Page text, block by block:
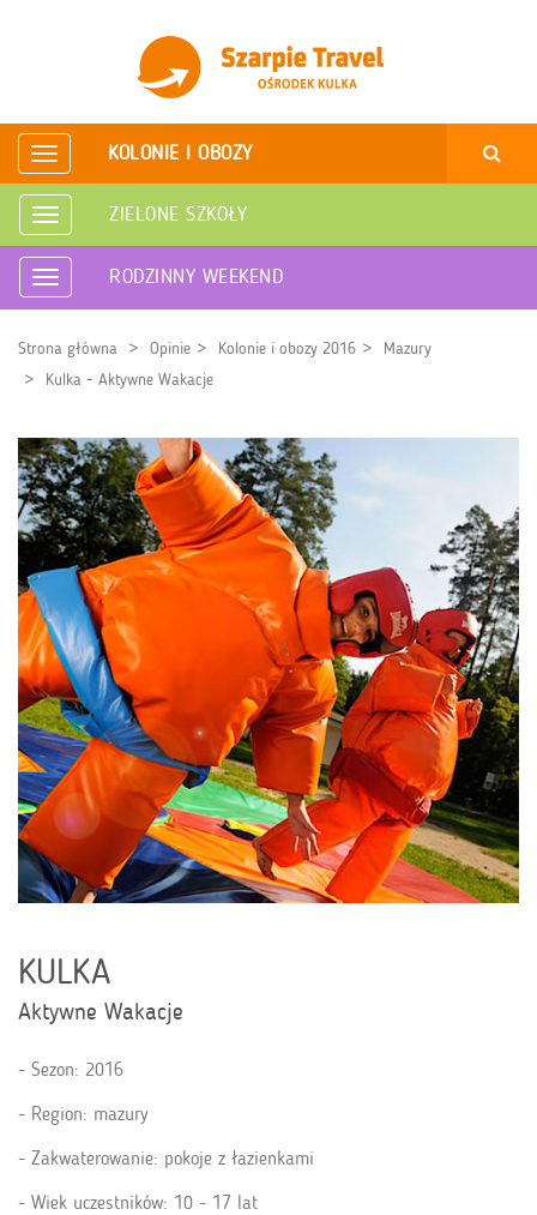
Rozwiń
nawigację
KOLONIE I OBOZY
Rozwiń
nawigację
ZIELONE SZKOŁY
Rozwiń
nawigację
RODZINNY WEEKEND
Strona główna Opinie Kolonie i obozy 2016
Mazury
Kulka - Aktywne Wakacje
KULKA
Aktywne Wakacje
Sezon: 2016
Region: mazury
Zakwaterowanie: pokoje z łazienkami
Wiek uczestników: 10 - 17 lat